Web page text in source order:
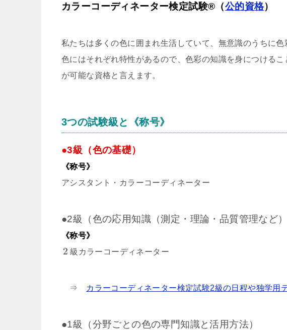
カラーコーディネーター検定試験®（公的資格）
私たちは多くの色に囲まれ生活していて、無意識のうちに色
色にはそれぞれ特性があるので、色彩の知識を身につける
が可能な資格と言えます。
3つの試験級と《称号》
●3級（色の基礎）
《称号》
アシスタント・カラーコーディネーター
●2級（色の応用知識（測定・理論・品質管理など）
《称号》
2 級カラーコーディネーター
⇒ カラーコーディネーター検定試験2級の日程や独学用
●1級（分野ごとの色の専門知識と活用方法）